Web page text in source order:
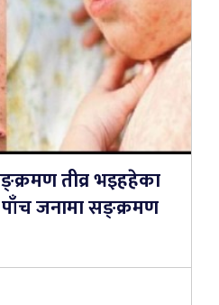
तीव्र भइहहेका
जनामा सङ्क्रमण